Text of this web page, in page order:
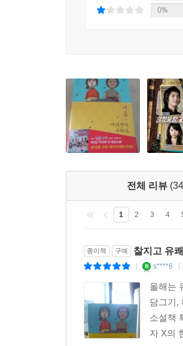
작가로서 자신이 선택한 소
담겨 있다.
영화 「동갑내기 과외하기
박연선 작가. 드라마 「연애
인물들의 내레이션으로 시청
그런 박 작가가 이번에는 ‘
‘환상적으로 재미있는’ 소
스토리, 어디로 튈지 모를 통
박연선 작가가 다양한 장르
다룬 「연애시대」에서도
발랄하다. 덮어놓고 웃다보
조각난 마음, 15년 동안 돌
2016년 7월, 박연선 작가의
0%
전체 리뷰
1 2 3 4
종이책 구매 찰지고 유
s****6
올해는
담그기,
소설책
자 X의